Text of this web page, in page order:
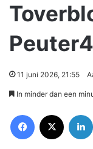
11 juni 2026, 21:55
In minder dan een